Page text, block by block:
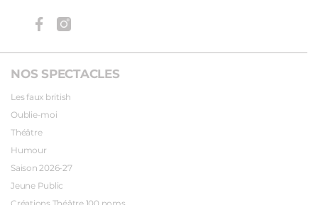
NOS SPECTACLES
Les faux british
Oublie-moi
Théâtre
Humour
Saison 2026-27
Jeune Public